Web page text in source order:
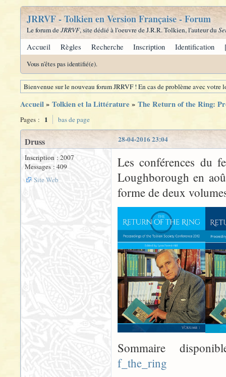
JRRVF - Tolkien en Version Française - Forum
Le forum deJRRVF, site dédié à l'oeuvre de J.R.R. Tolkien, l'auteur du
Accueil Règles Recherche Inscription Identification
Vous n'êtes pas identifié(e).
Bienvenue sur le nouveau forum JRRVF ! En cas de problème avec
Accueil» Tolkien et la Littérature » The Return of the Ring:
Pages : 1 bas de page
28-04-2016 23:04
Druss
Inscription : 2007
Messages : 409
Site Web
Les conférences du
Loughborough en
forme de deux
Sommaire
f_the_ring